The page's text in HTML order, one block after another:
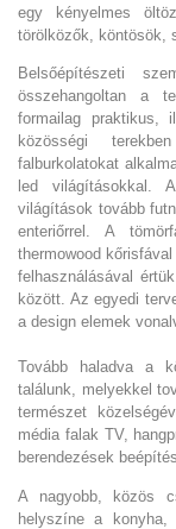
egy kényelmes
törölközők, köntösök,
Belsőépítészeti
összehangoltan a
formailag praktikus,
közösségi
falburkolatokat
led világításokkal.
világítások tovább
enteriőrrel. A
thermowood
felhasználásával
között. Az egyedi
a design elemek
Tovább haladva a
találunk, melyekkel
természet
média falak TV,
berendezések
A nagyobb, közös
helyszíne a konyha,